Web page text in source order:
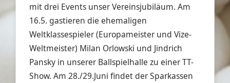
mit drei Events unser Vereinsjubiläum. Am
16.5. gastieren die ehemaligen
Weltklassespieler (Europameister und Vize-
Weltmeister) Milan Orlowski und Jindrich
Pansky in unserer Ballspielhalle zu einer TT-
Show. Am 28./29.Juni findet der Sparkassen